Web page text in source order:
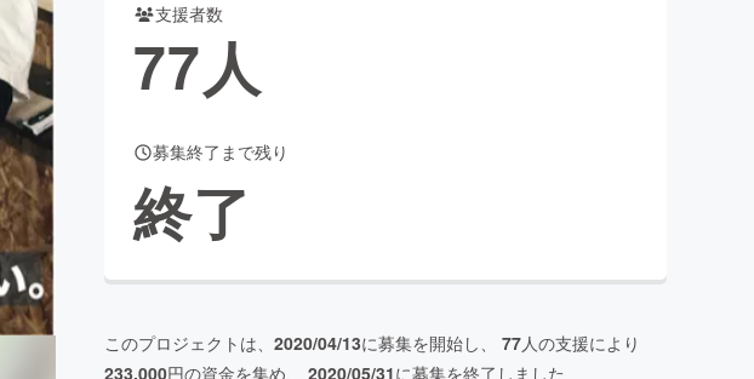
ビューティー・ヘルスケア
Creation
コミュニティ
支援者数
77人
募集終了まで残り
終了
このプロジェクトは、 2020/04/13に募集を開始し、 77人の支援により
233,000円の資金を集め、 2020/05/31に募集を終了しました